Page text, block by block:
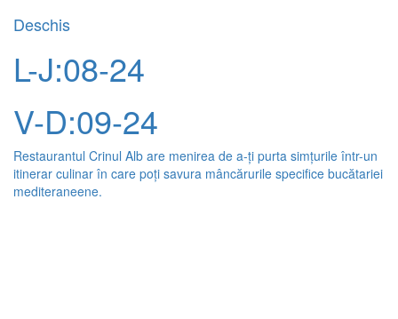
Deschis
L-J:08-24
V-D:09-24
Restaurantul Crinul Alb are menirea de a-ți purta simțurile într-un
itinerar culinar în care poți savura mâncărurile specifice bucătariei
mediteraneene.